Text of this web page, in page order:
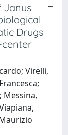
Janus
Drugs
Virelli,
Messina,